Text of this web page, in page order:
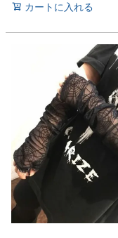
カートに入れる